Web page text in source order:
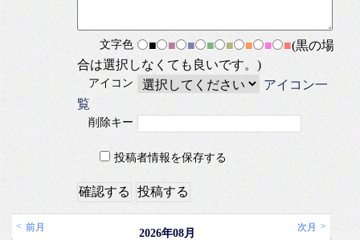
文字色 ■ ■ ■ ■ ■ ■ ■ ■(黒の場
合は選択しなくても良いです。)
アイコン
アイコン一
覧
削除キー
投稿者情報を保存する
2026年08月
前月 次月